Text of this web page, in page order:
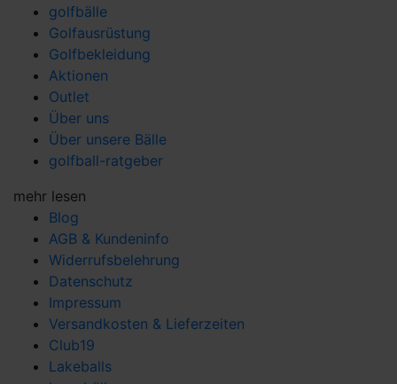
golfbälle
Golfausrüstung
Golfbekleidung
Aktionen
Outlet
Über uns
Über unsere Bälle
golfball-ratgeber
mehr lesen
Blog
AGB & Kundeninfo
Widerrufsbelehrung
Datenschutz
Impressum
Versandkosten & Lieferzeiten
Club19
Lakeballs